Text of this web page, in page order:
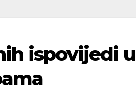
ispovijedi u